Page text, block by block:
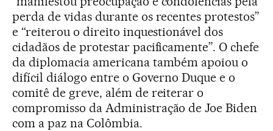
perda de vidas durante os recentes protestos”
e “reiterou o direito inquestionável dos
cidadãos de protestar pacificamente”. O chefe
da diplomacia americana também apoiou o
difícil diálogo entre o Governo Duque e o
comitê de greve, além de reiterar o
compromisso da Administração de Joe Biden
com a paz na Colômbia.